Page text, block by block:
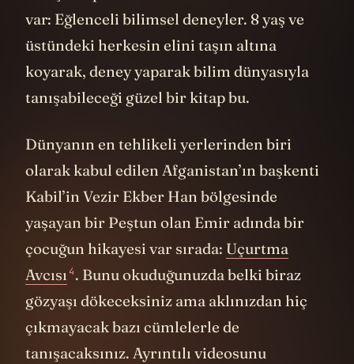
var: Eğlenceli bilimsel deneyler. 8 yaş ve
üstündeki herkesin elini taşın altına
koyarak, deney yaparak bilim dünyasıyla
tanışabileceği güzel bir kitap bu.
Dünyanın en tehlikeli yerlerinden biri
olarak kabul edilen Afganistan’ın başkenti
Kabil’in Vezir Ekber Han bölgesinde
yaşayan bir Peştun olan Emir adında bir
çocuğun hikayesi var sırada: Uçurtma
Avcısı 4. Bunu okuduğunuzda belki biraz
gözyaşı dökeceksiniz ama aklınızdan hiç
çıkmayacak bazı cümlelerle de
tanışacaksınız. Ayrıntılı videosunu